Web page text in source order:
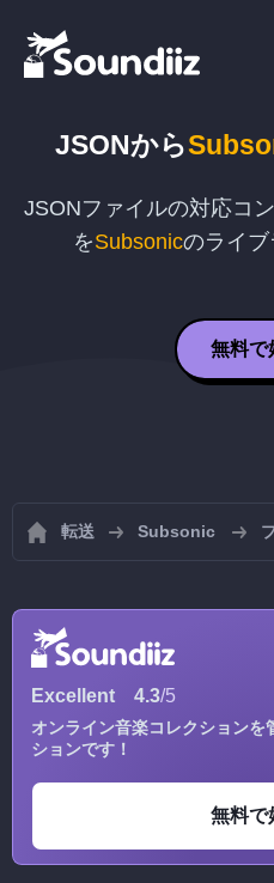
JSONから
JSONファイルの対応コ
をSubsonicのライブ
無料で
転送 Subsonic
Excellent 4.3/5
オンライン音楽コレクション
ションです！
無料で